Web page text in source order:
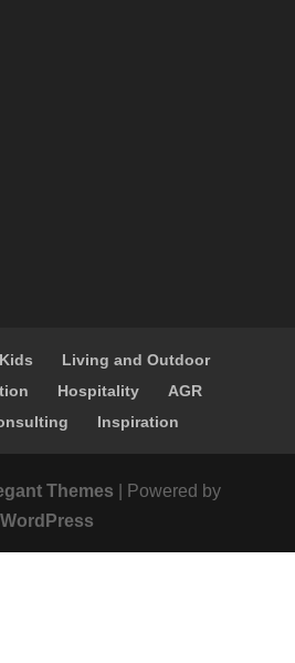
Kids
Living and Outdoor
Hospitality
AGR
Inspiration
Themes | Powered by
WordPress